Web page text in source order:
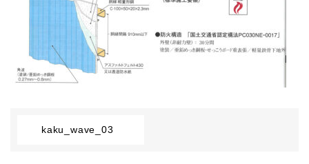
kaku_wave_03